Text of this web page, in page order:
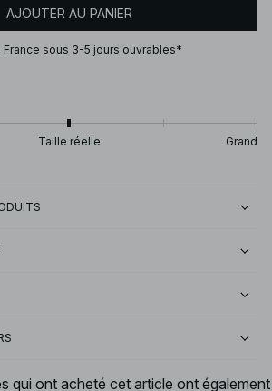
AJOUTER AU PANIER
France sous 3-5 jours ouvrables*
Taille réelle Grand
qui ont acheté cet article ont également